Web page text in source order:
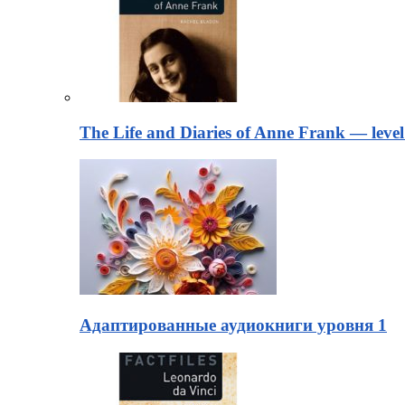
The Life and Diaries of Anne Frank —
Адаптированные аудиокниги уровня 1